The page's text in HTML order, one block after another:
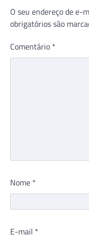
O seu endereço de e-
obrigatórios são
Comentário *
Nome *
E-mail *